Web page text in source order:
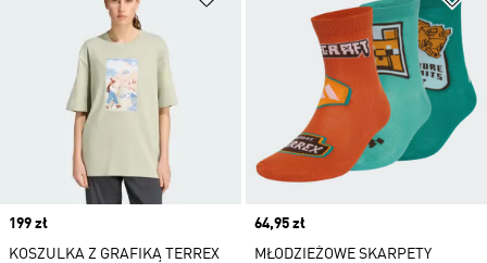
Price
199 zł
KOSZULKA Z GRAFIKĄ TERREX
Price
64,95 zł
MŁODZIEŻOWE SKARPETY